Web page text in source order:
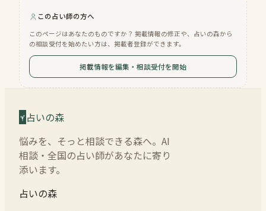
この占い師の方へ
このページはあなたのものですか？ 掲載情報の修正や、占いの森から
の相談受付を始めたい方は、掲載者登録ができます。
掲載情報を編集・相談受付を開始
占いの森
悩みを、そっと相談できる森へ。AI
相談・全国の占い師があなたに寄り
添います。
占いの森